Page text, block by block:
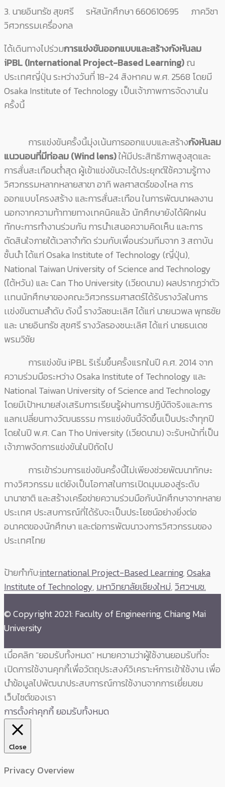
3. นายอินทรัช สุขศรี รหัสนักศึกษา 660610695 ภาควิชา
วิศวกรรมเครื่องกล
ได้เดินทางไปร่วมการแข่งขันออกแบบและสร้างกังหันลม
iPBL (International Project-Based Learning)ณ
ประเทศญี่ปุ่น ระหว่างวันที่ 18-24 สิงหาคม พ.ศ. 2568 โดยมี
Osaka Institute of Technology เป็นเจ้าภาพการจัดงานใน
ครั้งนี้
การแข่งขันครั้งนี้มุ่งเน้นการออกแบบและสร้างกังหันลม
แนวนอนที่มีท่อลม (Wind lens)ให้มีประสิทธิภาพสูงสุดและ
การสั่นสะเทือนต่ำสุด ผู้เข้าแข่งขันจะได้ประยุกต์ใช้ความรู้ทาง
วิศวกรรมหลากหลายสาขา อาทิ พลศาสตร์ของไหล การ
ออกแบบโครงสร้าง และการสั่นสะเทือน ในการพัฒนาผลงาน
นอกจากความท้าทายทางเทคนิคแล้ว นักศึกษายังได้ฝึกฝน
ทักษะการทำงานร่วมกัน การนำเสนอความคิดเห็น และการ
ตัดสินใจภายใต้เวลาจำกัด ร่วมกับเพื่อนร่วมทีมจาก 3 สถาบัน
ชั้นนำ ได้แก่ Osaka Institute of Technology (ญี่ปุ่น),
National Taiwan University of Science and Technology
(ไต้หวัน) และ Can Tho University (เวียดนาม) ผลปรากฏว่าตัว
เเทนนักศึกษาของคณะวิศวกรรมศาสตร์ได้รับรางวัลในการ
เเข่งขันตามลำดับ ดังนี้ รางวัลชนะเลิศ ได้แก่ นายนวพล พุทธชัย
และ นายอินทรัช สุขศรี รางวัลรองชนะเลิศ ได้แก่ นายธนเดช
พรมวิชัย
การแข่งขัน iPBL ริเริ่มขึ้นครั้งแรกในปี ค.ศ. 2014 จาก
ความร่วมมือระหว่าง Osaka Institute of Technology และ
National Taiwan University of Science and Technology
โดยมีเป้าหมายส่งเสริมการเรียนรู้ผ่านการปฏิบัติจริงและการ
แลกเปลี่ยนทางวัฒนธรรม การแข่งขันนี้จัดขึ้นเป็นประจำทุกปี
โดยในปี พ.ศ. Can Tho University (เวียดนาม) จะรับหน้าที่เป็น
เจ้าภาพจัดการแข่งขันในปีถัดไป
การเข้าร่วมการแข่งขันครั้งนี้ไม่เพียงช่วยพัฒนาทักษะ
ทางวิศวกรรม แต่ยังเป็นโอกาสในการเปิดมุมมองสู่ระดับ
นานาชาติ และสร้างเครือข่ายความร่วมมือกับนักศึกษาจากหลาย
ประเทศ ประสบการณ์ที่ได้รับจะเป็นประโยชน์อย่างยิ่งต่อ
อนาคตของนักศึกษา และต่อการพัฒนาวงการวิศวกรรมของ
ประเทศไทย
ป้ายกำกับ:international Project-Based Learning,Osaka
Institute of Technology, มหาวิทยาลัยเชียงใหม่,วิศวฯมช.
© Copyright 2021: Faculty of Engineering, Chiang Mai
University
เมื่อคลิก “ยอมรับทั้งหมด” หมายความว่าผู้ใช้งานยอมรับที่จะ
เปิดการใช้งานคุกกี้เพื่อวัตถุประสงค์วิเคราะห์การเข้าใช้งาน เพื่อ
นำข้อมูลไปพัฒนาประสบการณ์การใช้งานจากการเยี่ยมชม
เว็บไซต์ของเรา
การตั้งค่าคุกกี้ยอมรับทั้งหมด
Close
Privacy Overview